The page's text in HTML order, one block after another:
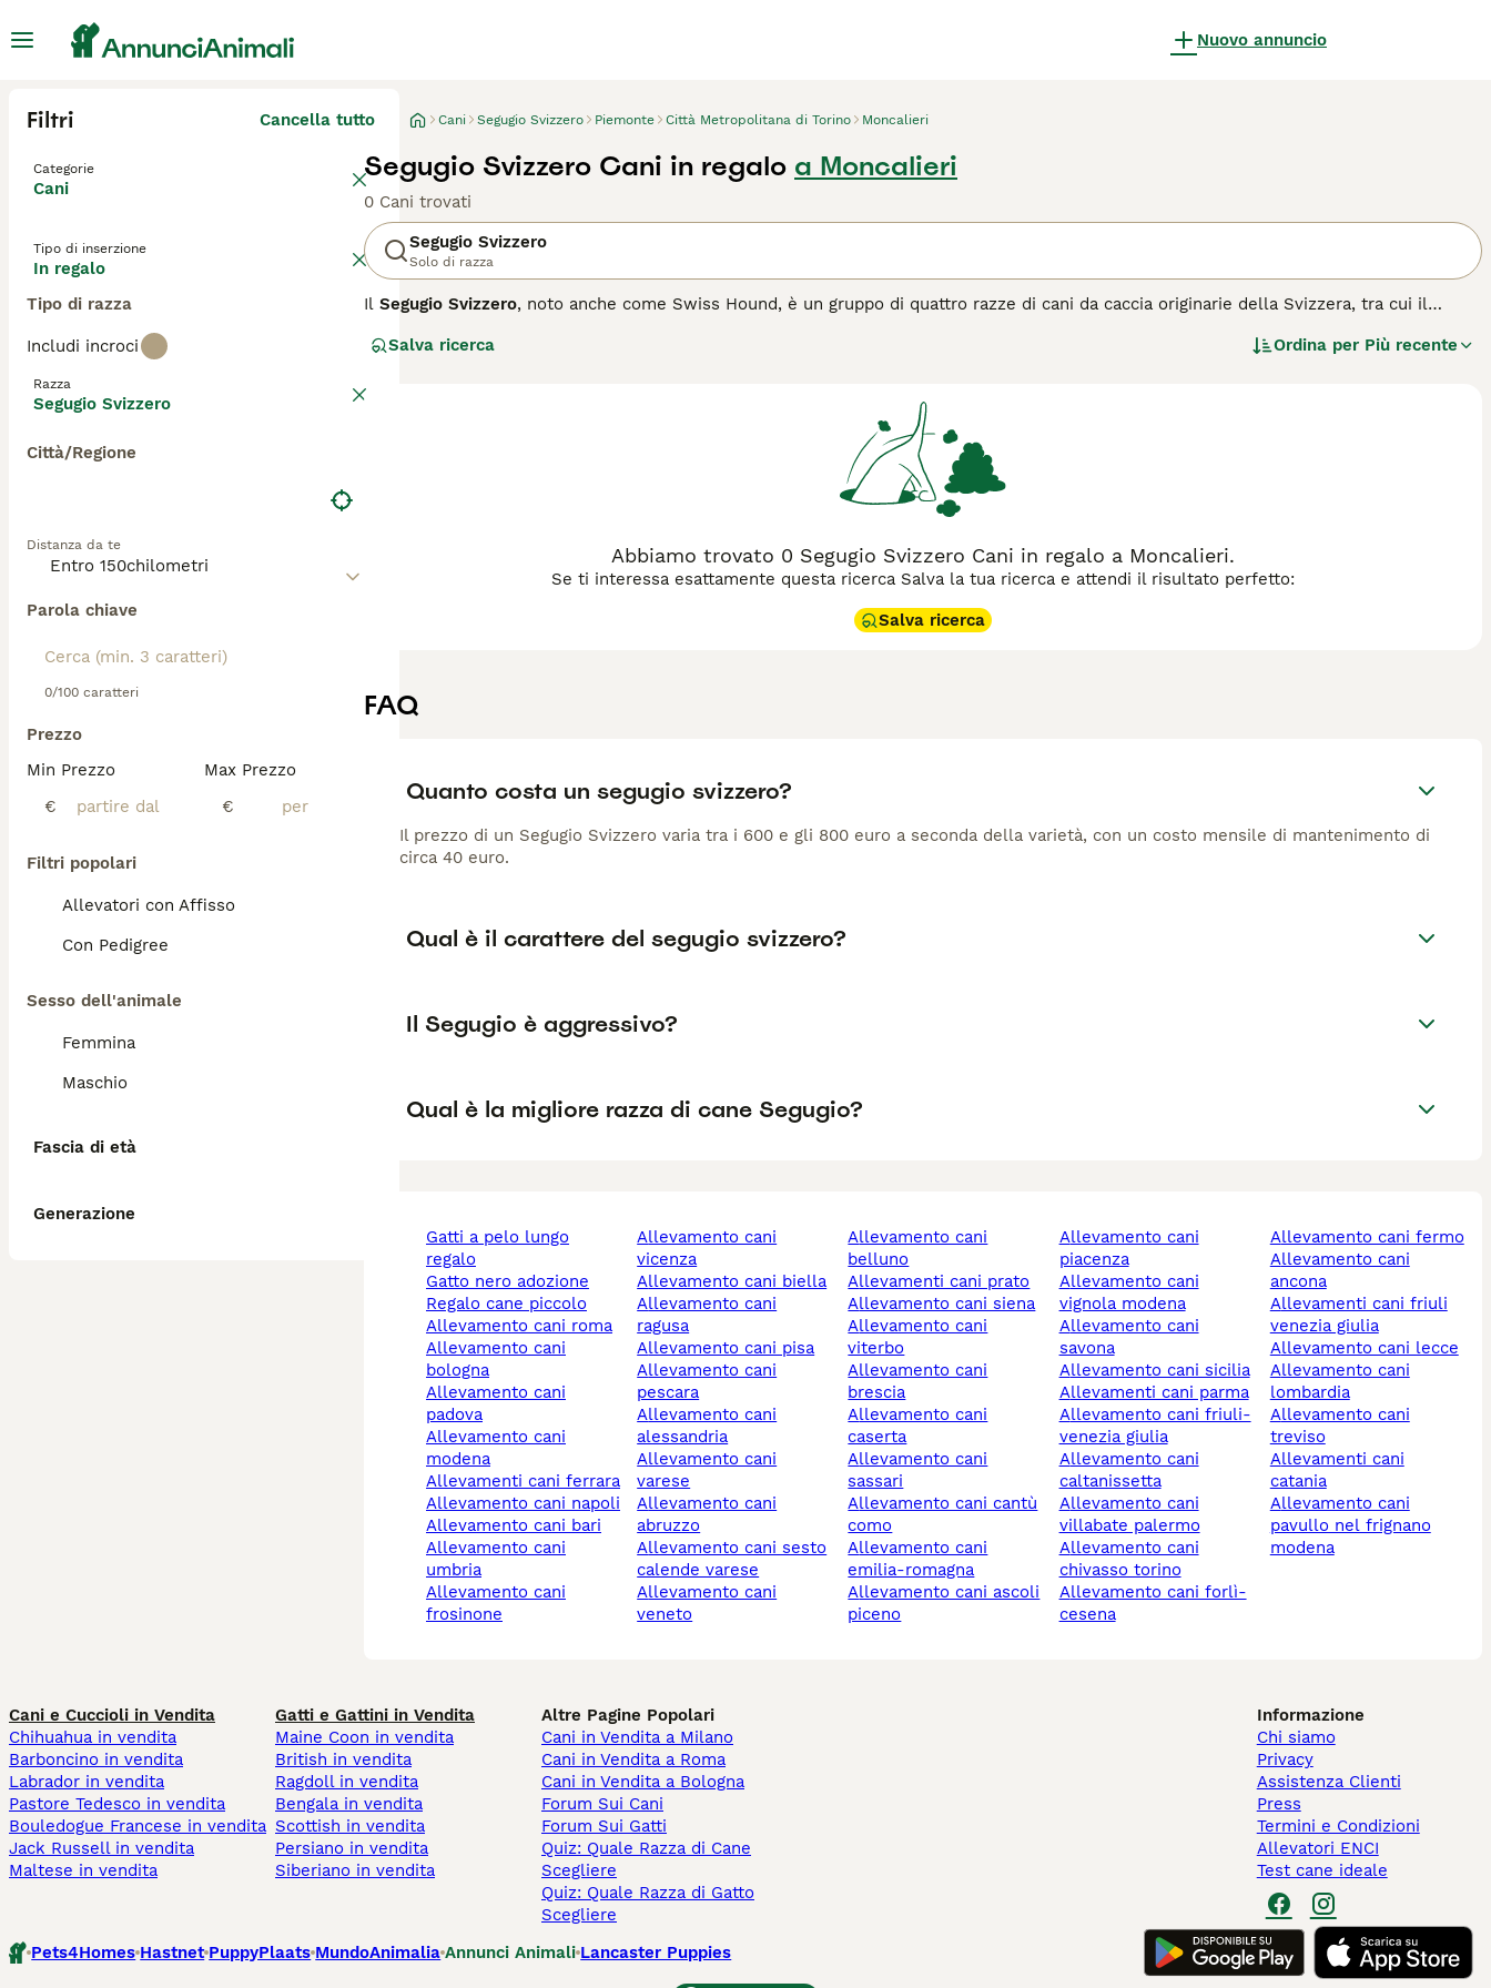
Nuovo annuncio
Filtri Cancella tutto
Categorie
Cani
Tipo di inserzione
In regalo
Tipo di razza
Includi incroci
Razza
Segugio Svizzero
Città/Regione
Distanza da te
Parola chiave
0/100 caratteri
Prezzo
Min Prezzo
€
Max Prezzo
€
Filtri popolari
Allevatori con Affisso
Con Pedigree
Sesso dell'animale
Femmina
Maschio
Fascia di età
Generazione
Cani Segugio Svizzero Piemonte Città Metropolitana di Torino Moncalieri
Segugio Svizzero Cani in regalo a Moncalieri
0 Cani trovati
Segugio Svizzero
Solo di razza
Il Segugio Svizzero, noto anche come Swiss Hound, è un gruppo di quattro razze di cani da caccia originarie della Svizzera, tra cui il
muscolosi, con orecchie lunghe e pendenti e un mantello corto e lucido. Il loro temperamento è generalmente gentile e affettuoso, ma
paziente e costante. Il
esercizio fisico quotidiano. Non sono adatti a chi vive in appartamento o a uno stile di vita sedentario poiché necessitano di lunghe
passeggiate e stimoli mentali. La loro rarità fuori dalla Svizzera li rende una scelta particolare ma affascinante per gli amanti delle razze
Salva ricerca Ordina per Più recente
Abbiamo trovato 0 Segugio Svizzero Cani in regalo a Moncalieri.
Se ti interessa esattamente questa ricerca Salva la tua ricerca e attendi il risultato perfetto:
Salva ricerca
FAQ
Quanto costa un segugio svizzero?
Il prezzo di un Segugio Svizzero varia tra i 600 e gli 800 euro a seconda della varietà, con un costo mensile di mantenimento di
circa 40 euro.
Qual è il carattere del segugio svizzero?
Il Segugio è aggressivo?
Qual è la migliore razza di cane Segugio?
gatti a pelo lungo
regalo
gatto nero adozione
regalo cane piccolo
allevamento cani roma
allevamento cani
bologna
allevamento cani
padova
allevamento cani
modena
allevamenti cani ferrara
allevamento cani napoli
allevamento cani bari
allevamento cani
umbria
allevamento cani
frosinone
allevamento cani
vicenza
allevamento cani biella
allevamento cani
ragusa
allevamento cani pisa
allevamento cani
pescara
allevamento cani
alessandria
allevamento cani
varese
allevamento cani
abruzzo
allevamento cani sesto
calende varese
allevamento cani
veneto
allevamento cani
belluno
allevamenti cani prato
allevamento cani siena
allevamento cani
viterbo
allevamento cani
brescia
allevamento cani
caserta
allevamento cani
sassari
allevamento cani cantù
como
allevamento cani
emilia-romagna
allevamento cani ascoli
piceno
allevamento cani
piacenza
allevamento cani
vignola modena
allevamento cani
savona
allevamento cani sicilia
allevamenti cani parma
allevamento cani friuli-
venezia giulia
allevamento cani
caltanissetta
allevamento cani
villabate palermo
allevamento cani
chivasso torino
allevamento cani forlì-
cesena
allevamento cani fermo
allevamento cani
ancona
allevamenti cani friuli
venezia giulia
allevamento cani lecce
allevamento cani
lombardia
allevamento cani
treviso
allevamenti cani
catania
allevamento cani
pavullo nel frignano
modena
Cani e Cuccioli in Vendita
Chihuahua in vendita
Barboncino in vendita
Labrador in vendita
Pastore Tedesco in vendita
Bouledogue Francese in vendita
Jack Russell in vendita
Maltese in vendita
Gatti e Gattini in Vendita
Maine Coon in vendita
British in vendita
Ragdoll in vendita
Bengala in vendita
Scottish in vendita
Persiano in vendita
Siberiano in vendita
Altre Pagine Popolari
Cani in Vendita a Milano
Cani in Vendita a Roma
Cani in Vendita a Bologna
Forum Sui Cani
Forum Sui Gatti
Quiz: Quale Razza di Cane
Scegliere
Quiz: Quale Razza di Gatto
Scegliere
Informazione
Chi siamo
Privacy
Assistenza Clienti
Press
Termini e Condizioni
Allevatori ENCI
Test cane ideale
Pets4Homes Hastnet PuppyPlaats MundoAnimalia Annunci Animali Lancaster Puppies